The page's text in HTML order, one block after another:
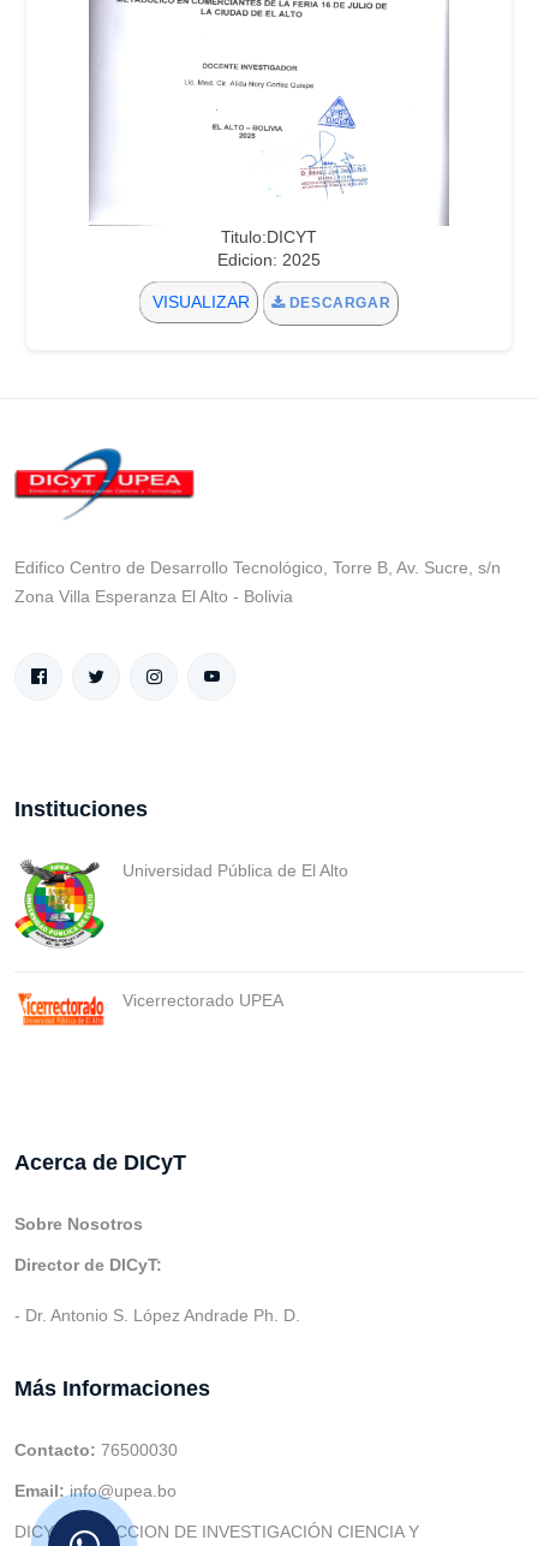
Titulo:DICYT
Edicion: 2025
VISUALIZAR DESCARGAR
Edifico Centro de Desarrollo Tecnológico, Torre B, Av. Sucre, s/n
Zona Villa Esperanza El Alto - Bolivia
Instituciones
Universidad Pública de El Alto
Vicerrectorado UPEA
Acerca de DICyT
Sobre Nosotros
Director de DICyT:
- Dr. Antonio S. López Andrade Ph. D.
Más Informaciones
Contacto: 76500030
Email:info@upea.bo
DICYT (DIRECCION DE INVESTIGACIÓN CIENCIA Y